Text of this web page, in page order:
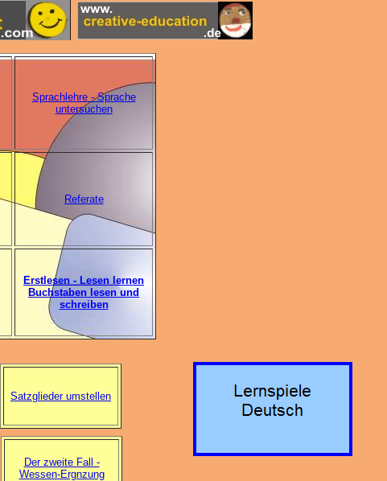
Sprachlehre - Sprache
untersuchen
Referate
Erstlesen - Lesen lernen
Buchstaben lesen und
schreiben
Satzglieder umstellen
Der zweite Fall -
Wessen-Ergnzung